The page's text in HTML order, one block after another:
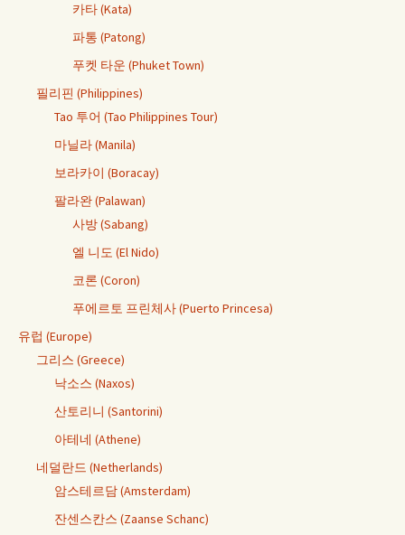
카타 (Kata)
파통 (Patong)
푸켓 타운 (Phuket Town)
필리핀 (Philippines)
Tao 투어 (Tao Philippines Tour)
마닐라 (Manila)
보라카이 (Boracay)
팔라완 (Palawan)
사방 (Sabang)
엘 니도 (El Nido)
코론 (Coron)
푸에르토 프린체사 (Puerto Princesa)
유럽 (Europe)
그리스 (Greece)
낙소스 (Naxos)
산토리니 (Santorini)
아테네 (Athene)
네덜란드 (Netherlands)
암스테르담 (Amsterdam)
잔센스칸스 (Zaanse Schanc)